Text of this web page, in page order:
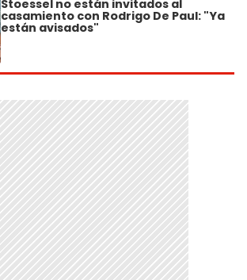
Stoessel no están invitados al
casamiento con Rodrigo De Paul: "Ya
están avisados"